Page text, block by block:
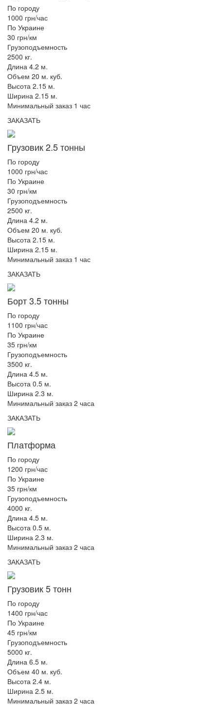
По городу
1000 грн/час
По Украине
30 грн/км
Грузоподъемность
2500 кг.
Длина 4.2 м.
Объем 20 м. куб.
Высота 2.15 м.
Ширина 2.15 м.
Минимальный заказ 1 час
ЗАКАЗАТЬ
Грузовик 2.5 тонны
По городу
1000 грн/час
По Украине
30 грн/км
Грузоподъемность
2500 кг.
Длина 4.2 м.
Объем 20 м. куб.
Высота 2.15 м.
Ширина 2.15 м.
Минимальный заказ 1 час
ЗАКАЗАТЬ
Борт 3.5 тонны
По городу
1100 грн/час
По Украине
35 грн/км
Грузоподъемность
3500 кг.
Длина 4.5 м.
Высота 0.5 м.
Ширина 2.3 м.
Минимальный заказ 2 часа
ЗАКАЗАТЬ
Платформа
По городу
1200 грн/час
По Украине
35 грн/км
Грузоподъемность
4000 кг.
Длина 4.5 м.
Высота 0.5 м.
Ширина 2.3 м.
Минимальный заказ 2 часа
ЗАКАЗАТЬ
Грузовик 5 тонн
По городу
1400 грн/час
По Украине
45 грн/км
Грузоподъемность
5000 кг.
Длина 6.5 м.
Объем 40 м. куб.
Высота 2.4 м.
Ширина 2.5 м.
Минимальный заказ 2 часа